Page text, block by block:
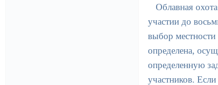
Облавная
участии до
выбор местности
определена,
определенную
участников.